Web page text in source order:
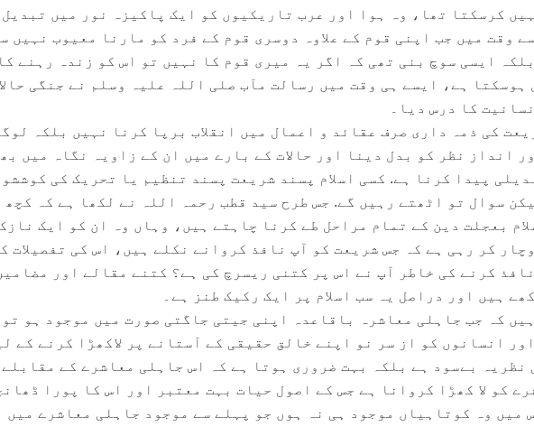
کرسکتا تھا، وہ ہوا اور عرب تاریکیوں کو ایک پاکیزہ نور میں تبدیل
وقت میں جب اپنی قوم کے علاوہ دوسری قوم کے فرد کو مارنا معیوب نہیں
ایسی سوچ بنی تھی کہ اگر یہ میری قوم کا نہیں تو اس کو زندہ رہنے
ہوسکتا ہے، ایسے ہی وقت میں رسالت مآب صلی اللہ علیہ وسلم نے جنگی
کا درس دیا۔
کی ذمہ داری صرف عقائد و اعمال میں انقلاب برپا کرنا نہیں بلکہ
انداز نظر کو بدل دینا اور حالات کے بارے میں ان کے زاویہ نگاہ میں
پیدا کرنا ہے. کسی اسلام پسند شریعت پسند تنظیم یا تحریک کی
سوال تو اٹھتے رہیں گے. جس طرح سید قطب رحمہ اللہ نے لکھا ہے کہ کچھ
بعجلت دین کے تمام مراحل طے کرنا چاہتے ہیں، وہاں وہ ان کو ایک
کر رہی ہے کہ جس شریعت کو آپ نافذ کروانے نکلے ہیں، اس کی تفصیلات
کرنے کی خاطر آپ نے اس پر کتنی ریسرچ کی ہے؟ کتنے مقالے اور
ہیں اور دراصل یہ سب اسلام پر ایک رکیک طنز ہے۔
کہ جب جاہلی معاشرہ باقاعدہ اپنی جیتی جاگتی صورت میں موجود ہو
انسانوں کو از سر نو اپنے خالق حقیقی کے آستانے پر لاکھڑا کرنے کے
نظریہ بےسود ہے بلکہ بہت ضروری ہوتا ہے کہ اس جاہلی معاشرے کے مقابلے
کو لا کھڑا کروانا ہے جس کے اصول حیات بہت معتبر اور اس کا پورا
میں وہ کوتاہیاں موجود ہی نہ ہوں جو پہلے سے موجود جاہلی معاشرے میں